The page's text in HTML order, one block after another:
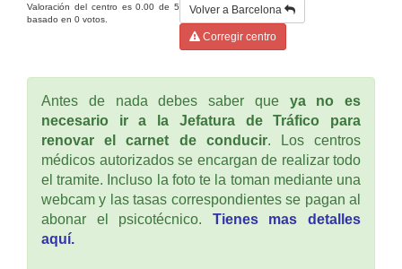
Valoración del centro es0.00 de5
basado en 0 votos.
Volver a Barcelona
Corregir centro
Antes de nada debes saber que ya no es
necesario ir a la Jefatura de Tráfico para
renovar el carnet de conducir. Los centros
médicos autorizados se encargan de realizar todo
el tramite. Incluso la foto te la toman mediante una
webcam y las tasas correspondientes se pagan al
abonar el psicotécnico. Tienes mas detalles
aquí.